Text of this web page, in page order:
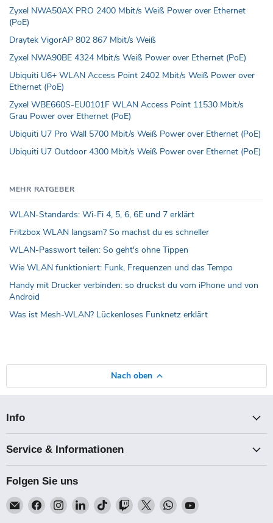
Zyxel NWA50AX PRO 2400 Mbit/s Weiß Power over Ethernet
(PoE)
Draytek VigorAP 802 867 Mbit/s Weiß
Zyxel NWA90BE 4324 Mbit/s Weiß Power over Ethernet (PoE)
Ubiquiti U6+ WLAN Access Point 2402 Mbit/s Weiß Power over
Ethernet (PoE)
Zyxel WBE660S-EU0101F WLAN Access Point 11530 Mbit/s
Grau Power over Ethernet (PoE)
Ubiquiti U7 Pro Wall 5700 Mbit/s Weiß Power over Ethernet (PoE)
Ubiquiti U7 Outdoor 4300 Mbit/s Weiß Power over Ethernet (PoE)
MEHR RATGEBER
WLAN-Standards: Wi-Fi 4, 5, 6, 6E und 7 erklärt
Fritzbox WLAN langsam? So machst du es schneller
WLAN-Passwort teilen: So geht's ohne Tippen
Wie WLAN funktioniert: Funk, Frequenzen und das Tempo
Handy mit Drucker verbinden: so druckst du vom iPhone und von
Android
Was ist Mesh-WLAN? Lückenloses Funknetz erklärt
Nach oben
Info
Service & Informationen
Folgen Sie uns
Email
Talk-
Finden
Sie
Finden
Sie
Finden
Sie
Finden
Sie
Finden
Sie
Finden
Sie
Finden
Sie
Finden